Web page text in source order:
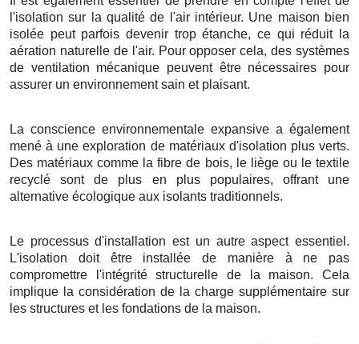
l'isolation sur la qualité de l'air intérieur. Une maison bien
isolée peut parfois devenir trop étanche, ce qui réduit la
aération naturelle de l'air. Pour opposer cela, des systèmes
de ventilation mécanique peuvent être nécessaires pour
assurer un environnement sain et plaisant.
La conscience environnementale expansive a également
mené à une exploration de matériaux d'isolation plus verts.
Des matériaux comme la fibre de bois, le liège ou le textile
recyclé sont de plus en plus populaires, offrant une
alternative écologique aux isolants traditionnels.
Le processus d'installation est un autre aspect essentiel.
L'isolation doit être installée de manière à ne pas
compromettre l'intégrité structurelle de la maison. Cela
implique la considération de la charge supplémentaire sur
les structures et les fondations de la maison.